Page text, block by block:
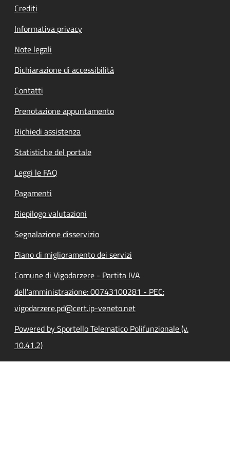
Crediti
Informativa privacy
Note legali
Dichiarazione di accessibilità
Contatti
Prenotazione appuntamento
Richiedi assistenza
Statistiche del portale
Leggi le FAQ
Pagamenti
Riepilogo valutazioni
Segnalazione disservizio
Piano di miglioramento dei servizi
Comune di Vigodarzere - Partita IVA
dell'amministrazione: 00743100281 - PEC:
vigodarzere.pd@cert.ip-veneto.net
Powered by Sportello Telematico Polifunzionale (v.
10.41.2)